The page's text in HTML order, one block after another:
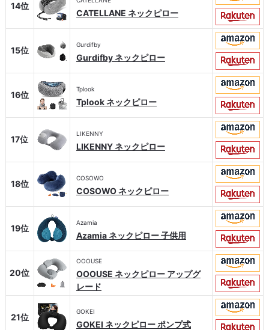
14位
CATELLANE ネックピロー
15位
Gurdifby
Gurdifby ネックピロー
16位
Tplook
Tplook ネックピロー
17位
LIKENNY
LIKENNY ネックピロー
18位
COSOWO
COSOWO ネックピロー
19位
Azamia
Azamia ネックピロー 子供用
20位
OOOUSE
OOOUSE ネックピロー アップグ
レード
21位
GOKEI
GOKEI ネックピロー ポンプ式